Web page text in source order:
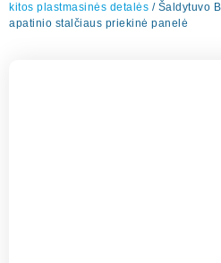
kitos plastmasinės detalės / Šaldytuvo
apatinio stalčiaus priekinė panelė